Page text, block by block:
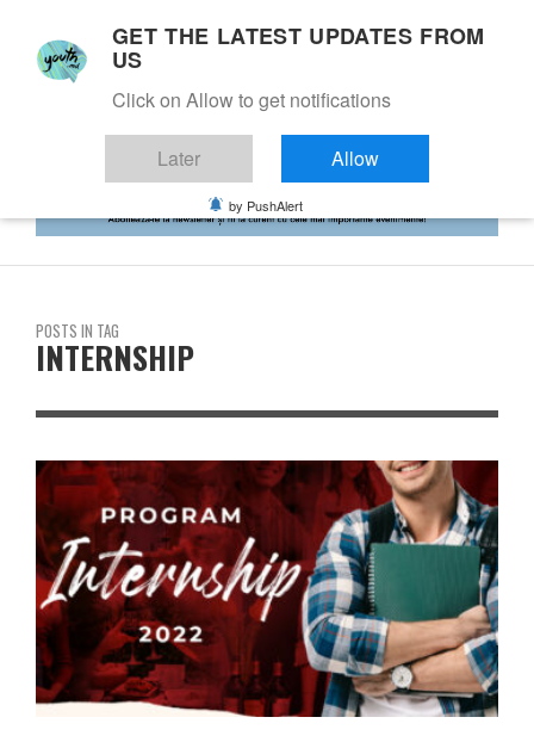
POSTS IN TAG
INTERNSHIP
GET THE LATEST UPDATES FROM
US
Click on Allow to get notifications
Later Allow
by PushAlert